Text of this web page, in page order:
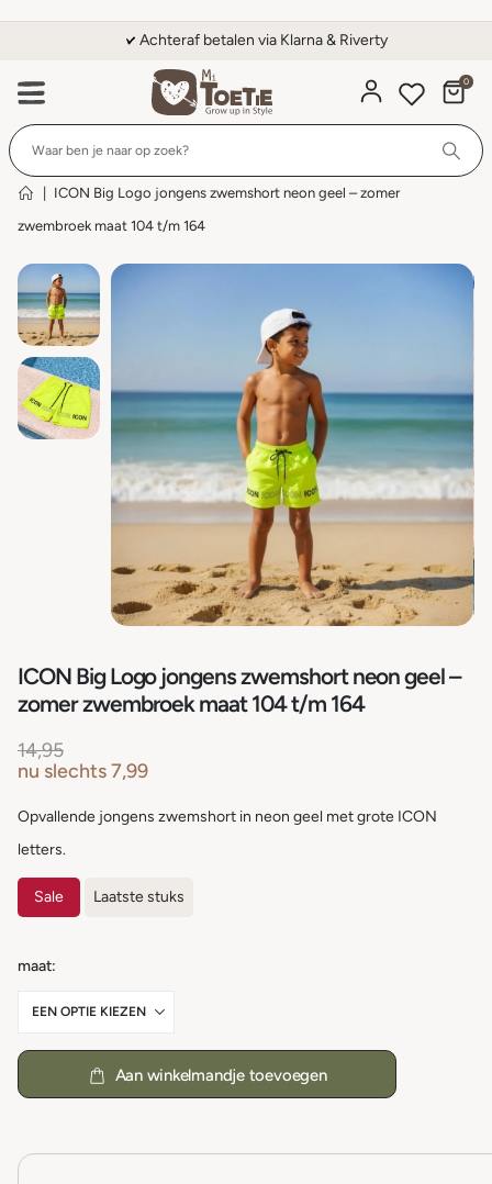
Achteraf betalen via Klarna & Riverty
0
ICON Big Logo jongens zwemshort neon geel – zomer
zwembroek maat 104 t/m 164
ICON Big Logo jongens zwemshort neon geel –
zomer zwembroek maat 104 t/m 164
14,95
nu slechts7,99
Opvallende jongens zwemshort in neon geel met grote ICON
letters.
Sale Laatste stuks
maat
Aan winkelmandje toevoegen